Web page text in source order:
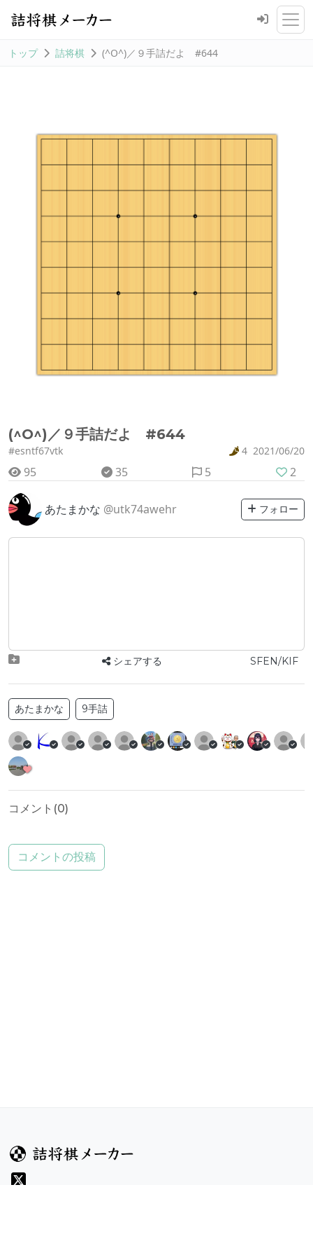
トップ 詰将棋 (^O^)／９手詰だよ #644
(^O^)／９手詰だよ #644
#esntf67vtk 4 2021/06/20
95 35 5 2
あたまかな @utk74awehr フォロー
シェアする SFEN/KIF
あたまかな 9手詰
コメント(0)
コメントの投稿